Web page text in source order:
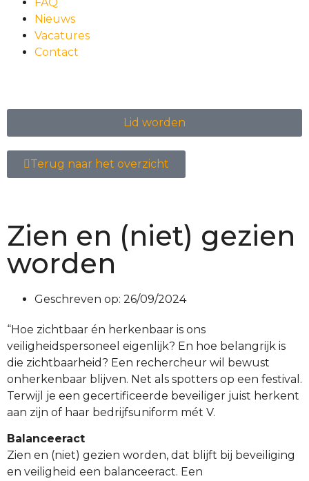
Nieuws
Vacatures
Contact
Lid worden
Terug naar het overzicht
Zien en (niet) gezien
worden
Geschreven op: 26/09/2024
“Hoe zichtbaar én herkenbaar is ons
veiligheidspersoneel eigenlijk? En hoe belangrijk is
die zichtbaarheid? Een rechercheur wil bewust
onherkenbaar blijven. Net als spotters op een festival.
Terwijl je een gecertificeerde beveiliger juist herkent
aan zijn of haar bedrijfsuniform mét V.
Balanceeract
Zien en (niet) gezien worden, dat blijft bij beveiliging
en veiligheid een balanceeract. Een